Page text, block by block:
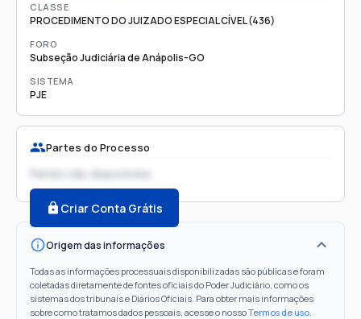
CLASSE
PROCEDIMENTO DO JUIZADO ESPECIAL CÍVEL (436)
FORO
Subseção Judiciária de Anápolis-GO
SISTEMA
PJE
Partes do Processo
Partes não disponíveis
Criar Conta Grátis
Origem das informações
Todas as informações processuais disponibilizadas são públicas e foram
coletadas diretamente de fontes oficiais do Poder Judiciário, como os
sistemas dos tribunais e Diários Oficiais. Para obter mais informações
sobre como tratamos dados pessoais, acesse o nossoTermos de uso.